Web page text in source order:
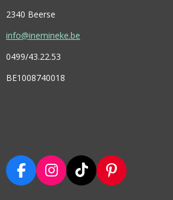
2340 Beerse
info@inemineke.be
0499/43.22.53
BE1008740018
F
A
I
N
T
I
P
I